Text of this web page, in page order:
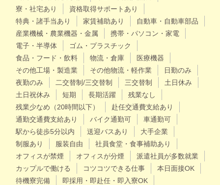
寮・社宅あり
資格取得サポートあり
特典・諸手当あり
家賃補助あり
自動車・自動車部品
産業機械・農業機器・金属
携帯・パソコン・家電
電子・半導体
ゴム・プラスチック
食品・フード・飲料
物流・倉庫
医療機器
その他工場・製造業
その他物流・軽作業
日勤のみ
夜勤のみ
二交替制/三交替制 三交替制
土日休み
土日祝休み
短期 長期活躍
残業なし
残業少なめ（20時間以下）
赴任交通費支給あり
通勤交通費支給あり
バイク通勤可
車通勤可
駅から徒歩5分以内
送迎バスあり
大手企業
制服あり
服装自由
社員食堂・食事補助あり
オフィスが禁煙
オフィスが分煙
派遣社員が多数就業
カップルで働ける
コツコツできる仕事
本日面接OK
待機寮完備
即採用・即赴任・即入寮OK